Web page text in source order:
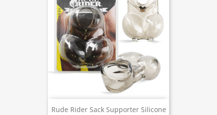
Rude Rider Sack Supporter Silicone